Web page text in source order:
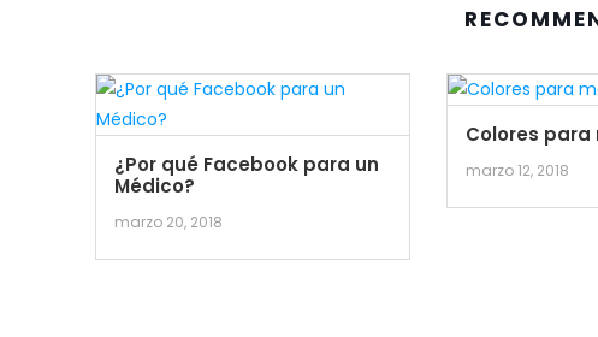
¿Por qué Facebook para un
Médico?
marzo 20, 2018
Colores para
marzo 12, 2018